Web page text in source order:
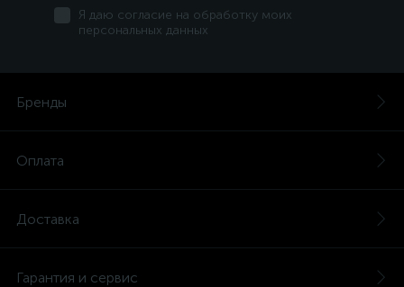
Я даю согласие на обработку моих
персональных данных
Бренды
Оплата
Доставка
Гарантия и сервис